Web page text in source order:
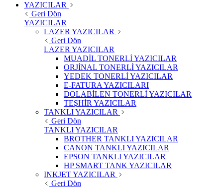
YAZICILAR
Geri Dön
YAZICILAR
LAZER YAZICILAR
Geri Dön
LAZER YAZICILAR
MUADİL TONERLİ YAZICILAR
ORJİNAL TONERLİ YAZICILAR
YEDEK TONERLİ YAZICILAR
E-FATURA YAZICILARI
DOLABİLEN TONERLİ YAZICILAR
TEŞHİR YAZICILAR
TANKLI YAZICILAR
Geri Dön
TANKLI YAZICILAR
BROTHER TANKLI YAZICILAR
CANON TANKLI YAZICILAR
EPSON TANKLI YAZICILAR
HP SMART TANK YAZICILAR
INKJET YAZICILAR
Geri Dön